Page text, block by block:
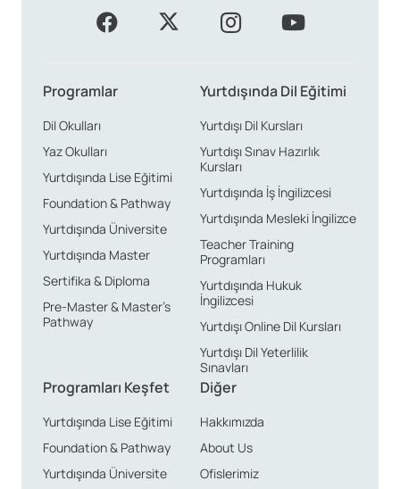
Programlar
Dil Okulları
Yaz Okulları
Yurtdışında Lise Eğitimi
Foundation & Pathway
Yurtdışında Üniversite
Yurtdışında Master
Sertifika & Diploma
Pre-Master & Master’s
Pathway
Yurtdışında Dil Eğitimi
Yurtdışı Dil Kursları
Yurtdışı Sınav Hazırlık
Kursları
Yurtdışında İş İngilizcesi
Yurtdışında Mesleki İngilizce
Teacher Training
Programları
Yurtdışında Hukuk
İngilizcesi
Yurtdışı Online Dil Kursları
Yurtdışı Dil Yeterlilik
Sınavları
Programları Keşfet
Yurtdışında Lise Eğitimi
Foundation & Pathway
Yurtdışında Üniversite
Diğer
Hakkımızda
About Us
Ofislerimiz